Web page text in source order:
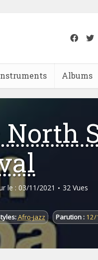
Albums
le : 03/11/2021 32 Vues
Afro-jazz Parution :